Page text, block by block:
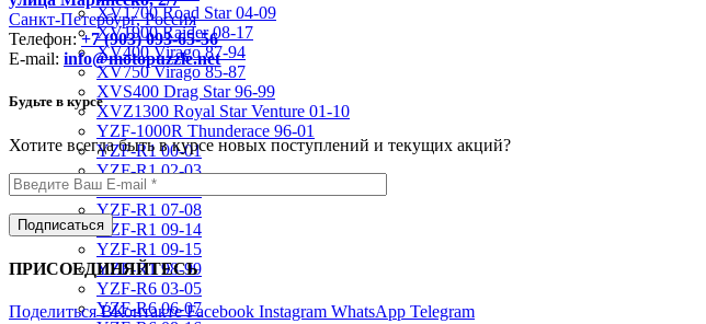
XV1700 Road Star 04-09
XV1900 Raider 08-17
XV400 Virago 87-94
XV750 Virago 85-87
XVS400 Drag Star 96-99
XVZ1300 Royal Star Venture 01-10
YZF-1000R Thunderace 96-01
YZF-R1 00-01
YZF-R1 02-03
YZF-R1 04-06
YZF-R1 07-08
YZF-R1 09-14
YZF-R1 09-15
YZF-R1 98-99
YZF-R6 03-05
YZF-R6 06-07
Санкт-Петербург, Россия
Телефон:+7 (903) 093-65-56
E-mail: info@motopuzzle.net
Будьте в курсе
Хотите всегда быть в курсе новых поступлений и текущих акций?
ПРИСОЕДИНЯЙТЕСЬ
Поделиться ВКонтакте Facebook Instagram WhatsApp Telegram